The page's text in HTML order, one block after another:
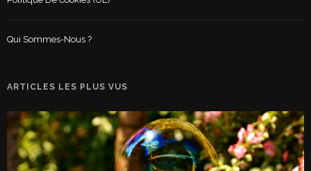
Qui Sommes-Nous ?
ARTICLES LES PLUS VUS